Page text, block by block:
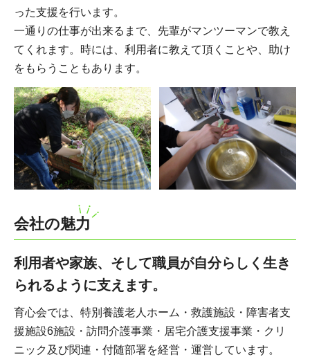
った支援を行います。
一通りの仕事が出来るまで、先輩がマンツーマンで教え
てくれます。時には、利用者に教えて頂くことや、助け
をもらうこともあります。
会社の魅力
利用者や家族、そして職員が自分らしく生き
られるように支えます。
育心会では、特別養護老人ホーム・救護施設・障害者支
援施設6施設・訪問介護事業・居宅介護支援事業・クリ
ニック及び関連・付随部署を経営・運営しています。